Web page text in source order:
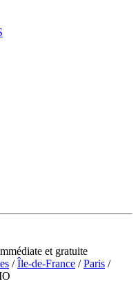
et gratuite
/Île-de-France /Paris /